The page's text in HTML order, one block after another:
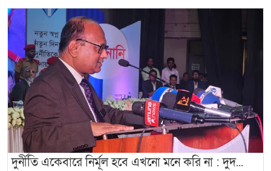
দুর্নীতি একেবারে নির্মূল হবে এখনো মনে করি না : দুদ...